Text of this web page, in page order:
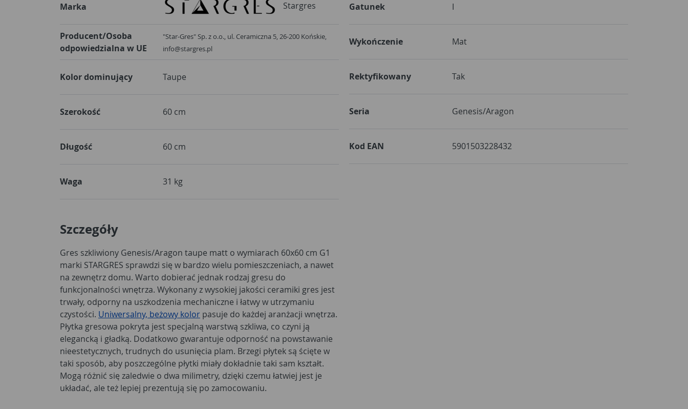
Marka Stargres
Producent/Osoba
odpowiedzialna w UE
"Star-Gres" Sp. z o.o., ul. Ceramiczna 5, 26-200 Końskie,
info@stargres.pl
Kolor dominujący Taupe
Szerokość 60 cm
Długość 60 cm
Waga 31 kg
Gatunek I
Wykończenie Mat
Rektyfikowany Tak
Seria Genesis/Aragon
Kod EAN 5901503228432
Szczegóły
Gres szkliwiony Genesis/Aragon taupe matt o wymiarach 60x60 cm G1
marki STARGRES sprawdzi się w bardzo wielu pomieszczeniach, a nawet
na zewnętrz domu. Warto dobierać jednak rodzaj gresu do
funkcjonalności wnętrza. Wykonany z wysokiej jakości ceramiki gres jest
trwały, odporny na uszkodzenia mechaniczne i łatwy w utrzymaniu
czystości. Uniwersalny, beżowy kolor pasuje do każdej aranżacji wnętrza.
Płytka gresowa pokryta jest specjalną warstwą szkliwa, co czyni ją
elegancką i gładką. Dodatkowo gwarantuje odporność na powstawanie
nieestetycznych, trudnych do usunięcia plam. Brzegi płytek są ścięte w
taki sposób, aby poszczególne płytki miały dokładnie taki sam kształt.
Mogą różnić się zaledwie o dwa milimetry, dzięki czemu łatwiej jest je
układać, ale też lepiej prezentują się po zamocowaniu.